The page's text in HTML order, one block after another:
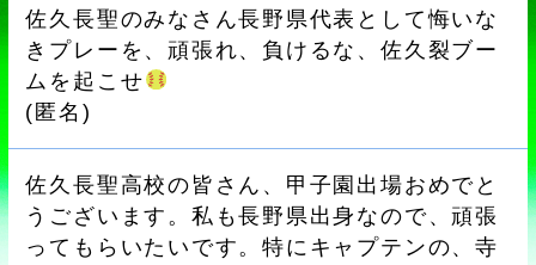
佐久長聖のみなさん長野県代表として悔いな
きプレーを、頑張れ、負けるな、佐久裂ブー
ムを起こせ
( 匿名 )
佐久長聖高校の皆さん、甲子園出場おめでと
うございます。私も長野県出身なので、頑張
ってもらいたいです。特にキャプテンの、寺